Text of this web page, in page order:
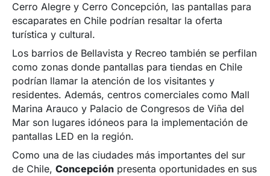
Cerro Alegre y Cerro Concepción, las pantallas para
escaparates en Chile podrían resaltar la oferta
turística y cultural.
Los barrios de Bellavista y Recreo también se perfilan
como zonas donde pantallas para tiendas en Chile
podrían llamar la atención de los visitantes y
residentes. Además, centros comerciales como Mall
Marina Arauco y Palacio de Congresos de Viña del
Mar son lugares idóneos para la implementación de
pantallas LED en la región.
Como una de las ciudades más importantes del sur
de Chile,Concepción presenta oportunidades en sus